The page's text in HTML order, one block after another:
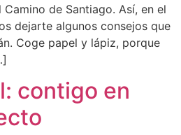
de Santiago. Así, en el
dejarte algunos consejos que
Coge papel y lápiz, porque
contigo en